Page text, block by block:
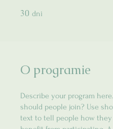
30 dni
O programie
Describe your program
should people join? Use
text to tell people how they